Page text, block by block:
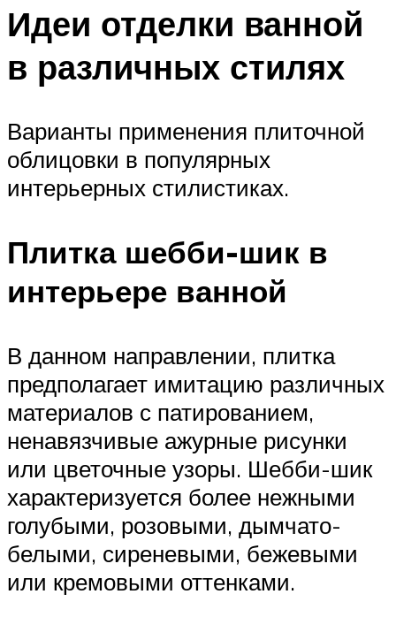
Идеи отделки ванной
в различных стилях
Варианты применения плиточной
облицовки в популярных
интерьерных стилистиках.
Плитка шебби-шик в
интерьере ванной
В данном направлении, плитка
предполагает имитацию различных
материалов с патированием,
ненавязчивые ажурные рисунки
или цветочные узоры. Шебби-шик
характеризуется более нежными
голубыми, розовыми, дымчато-
белыми, сиреневыми, бежевыми
или кремовыми оттенками.